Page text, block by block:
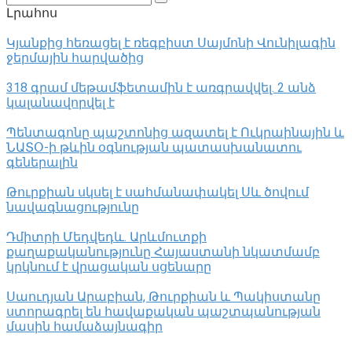
Լրահոս
Կյանքից հեռացել է ռեգբիստ Սայմոնի Վունիլագին
ջերմային հարվածից
318 գրամ մեթամֆետամին է առգրավվել․ 2 անձ
կալանավորվել է
Պենտագոնը պաշտոնից ազատել է Ուկրաինային և
ՆԱՏՕ-ի թևին օգնության պատասխանատու
գեներալին
Թուրքիան սկսել է սահմանափակել Սև ծովում
նավագնացությունը
Դմիտրի Մեդվեդև. Արևմուտքի
քաղաքականությունը Հայաստանի նկատմամբ
կրկնում է վրացական սցենարը
Սաուդյան Արաբիան, Թուրքիան և Պակիստանը
ստորագրել են հավաքական պաշտպանության
մասին համաձայնագիր